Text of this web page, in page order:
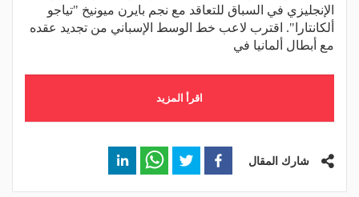
الإنجليزي في السباق للتعاقد مع نجم بايرن ميونيخ "تياجو
ألكانتارا". اقترب لاعب خط الوسط الإسباني من تجديد عقده
مع أبطال ألمانيا في
اقرأ المزيد
شارك المقال